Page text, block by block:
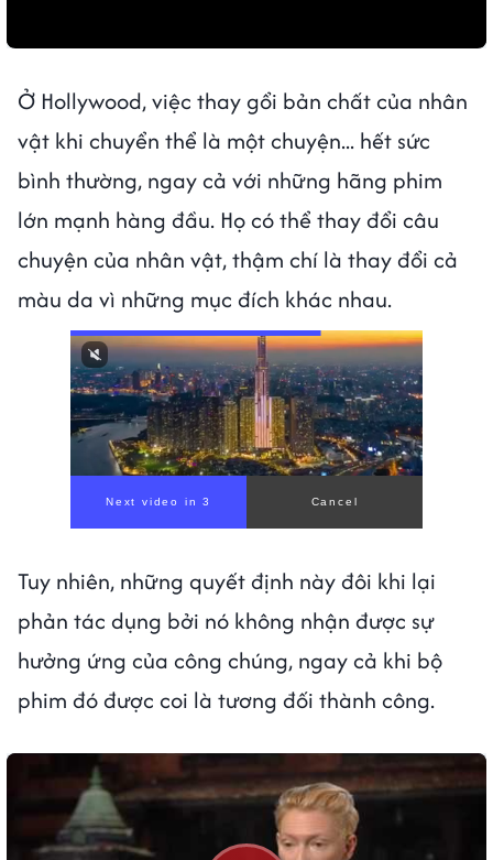
Ở Hollywood, việc thay gổi bản chất của nhân
vật khi chuyển thể là một chuyện... hết sức
bình thường, ngay cả với những hãng phim
lớn mạnh hàng đầu. Họ có thể thay đổi câu
chuyện của nhân vật, thậm chí là thay đổi cả
màu da vì những mục đích khác nhau.
Next video in 1 Cancel
Tuy nhiên, những quyết định này đôi khi lại
phản tác dụng bởi nó không nhận được sự
hưởng ứng của công chúng, ngay cả khi bộ
phim đó được coi là tương đối thành công.